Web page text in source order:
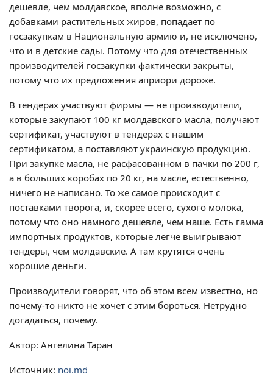
дешевле, чем молдавское, вполне возможно, с
добавками растительных жиров, попадает по
госзакупкам в Национальную армию и, не исключено,
что и в детские сады. Потому что для отечественных
производителей госзакупки фактически закрыты,
потому что их предложения априори дороже.
В тендерах участвуют фирмы — не производители,
которые закупают 100 кг молдавского масла, получают
сертификат, участвуют в тендерах с нашим
сертификатом, а поставляют украинскую продукцию.
При закупке масла, не расфасованном в пачки по 200 г,
а в больших коробах по 20 кг, на масле, естественно,
ничего не написано. То же самое происходит с
поставками творога, и, скорее всего, сухого молока,
потому что оно намного дешевле, чем наше. Есть гамма
импортных продуктов, которые легче выигрывают
тендеры, чем молдавские. А там крутятся очень
хорошие деньги.
Производители говорят, что об этом всем известно, но
почему-то никто не хочет с этим бороться. Нетрудно
догадаться, почему.
Автор: Ангелина Таран
Источник: noi.md